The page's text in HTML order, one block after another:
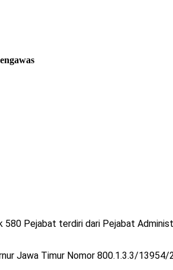
Pejabat terdiri dari Pejabat
Jawa Timur Nomor 800.1.3.3/